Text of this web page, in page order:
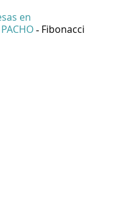
en
- Fibonacci